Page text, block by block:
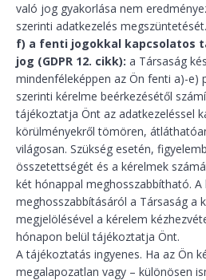
való jog gyakorlása nem
szerinti adatkezelés megszüntetését.
f) a fenti jogokkal kapcsolatos
jog (GDPR 12. cikk): a Társaság
mindenféleképpen az Ön fenti a)-e)
szerinti kérelme beérkezésétől
tájékoztatja Önt az adatkezeléssel
körülményekről tömören,
világosan. Szükség esetén,
összetettségét és a kérelmek
két hónappal meghosszabbítható. A
meghosszabbításáról a Társaság a
megjelölésével a kérelem
hónapon belül tájékoztatja Önt.
A tájékoztatás ingyenes. Ha az Ön
megalapozatlan vagy – különösen